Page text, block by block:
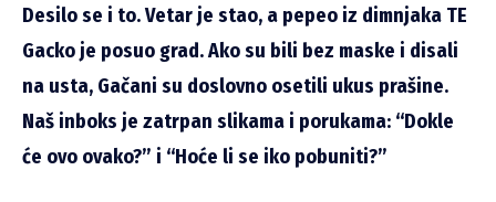
Desilo se i to. Vetar je stao, a pepeo iz dimnjaka TE
Gacko je posuo grad. Ako su bili bez maske i disali
na usta, Gačani su doslovno osetili ukus prašine.
Naš inboks je zatrpan slikama i porukama: “Dokle
će ovo ovako?” i “Hoće li se iko pobuniti?”